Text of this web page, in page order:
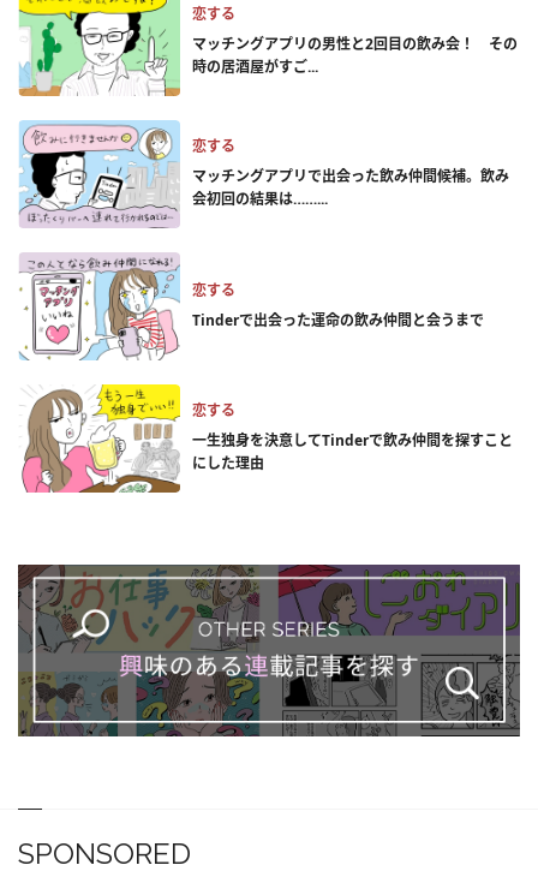
恋する
マッチングアプリの男性と2回目の飲み会！ その
時の居酒屋がすご...
恋する
マッチングアプリで出会った飲み仲間候補。飲み
会初回の結果は……...
恋する
Tinderで出会った運命の飲み仲間と会うまで
恋する
一生独身を決意してTinderで飲み仲間を探すこと
にした理由
SPONSORED